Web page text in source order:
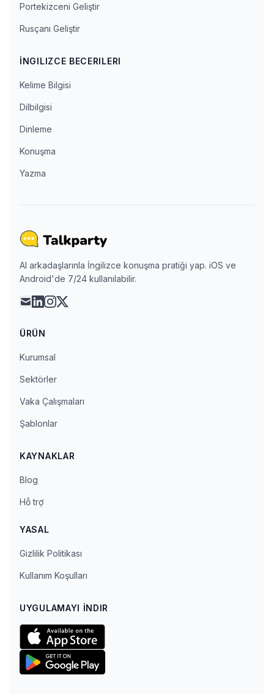
Portekizceni Geliştir
Rusçanı Geliştir
İNGILIZCE BECERILERI
Kelime Bilgisi
Dilbilgisi
Dinleme
Konuşma
Yazma
AI arkadaşlarınla İngilizce konuşma pratiği yap. iOS ve
Android'de 7/24 kullanılabilir.
maillinkedin
instagram
x
ÜRÜN
Kurumsal
Sektörler
Vaka Çalışmaları
Şablonlar
KAYNAKLAR
Blog
Hỗ trợ
YASAL
Gizlilik Politikası
Kullanım Koşulları
UYGULAMAYI İNDIR